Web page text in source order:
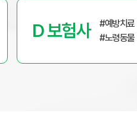
D 보험사 #예방치료
#노령동물